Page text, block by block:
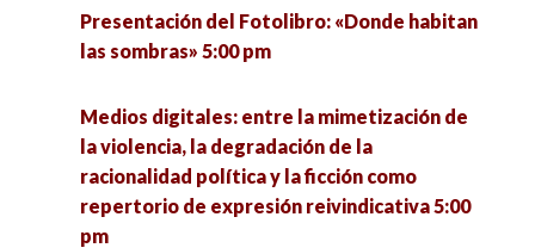
Presentación del Fotolibro: «Donde habitan
las sombras» 5:00 pm
Medios digitales: entre la mimetización de
la violencia, la degradación de la
racionalidad política y la ficción como
repertorio de expresión reivindicativa 5:00
pm